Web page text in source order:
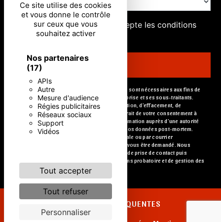
Ce site utilise des cookies
et vous donne le contrôle
sur ceux que vous
souhaitez activer
Nos partenaires
(17)
APIs
Autre
Mesure d'audience
Régies publicitaires
Réseaux sociaux
Support
Vidéos
Tout accepter
Tout refuser
Personnaliser
En cochant cette case, j'accepte les conditions
particulières ci-dessous **
** Les données personnelles communiquées sont nécessaires aux fins de
vous contacter. Elles sont destinées à l'entreprise et ses sous-traitants.
Vous disposez de droits d’accès, de rectification, d’effacement, de
portabilité, de limitation, d’opposition, de retrait de votre consentement à
tout moment et du droit d’introduire une réclamation auprès d’une autorité
de contrôle, ainsi que d’organiser le sort de vos données post-mortem.
Vous pouvez exercer ces droits par voie postale ou par courrier
électronique. Un justificatif d'identité pourra vous être demandé. Nous
conservons vos données pendant la période de prise de contact puis
pendant la durée de prescription légale aux fins probatoire et de gestion des
contentieux.
RECHERCHES FRÉQUENTES